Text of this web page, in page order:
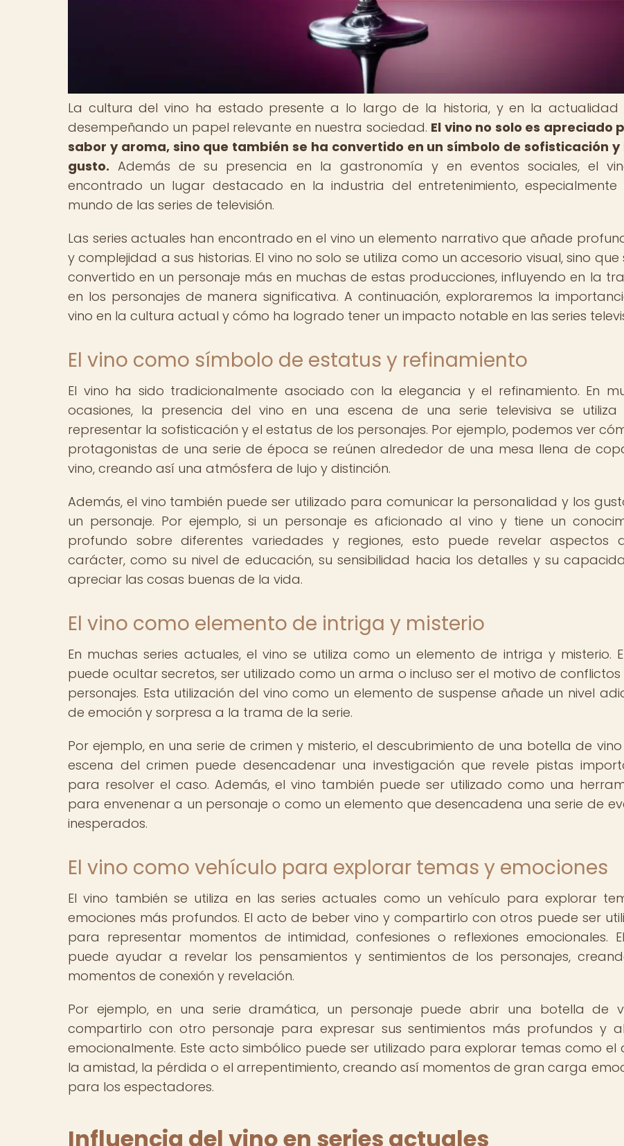
La cultura del vino ha estado presente a lo largo de la historia, y en la actualidad
desempeñando un papel relevante en nuestra sociedad. El vino no solo es apreciado
sabor y aroma, sino que también se ha convertido en un símbolo de sofisticación y
gusto. Además de su presencia en la gastronomía y en eventos sociales, el
encontrado un lugar destacado en la industria del entretenimiento, especialmente
mundo de las series de televisión.
Las series actuales han encontrado en el vino un elemento narrativo que añade
y complejidad a sus historias. El vino no solo se utiliza como un accesorio visual, sino que
convertido en un personaje más en muchas de estas producciones, influyendo en la
en los personajes de manera significativa. A continuación, exploraremos la
vino en la cultura actual y cómo ha logrado tener un impacto notable en las series
El vino como símbolo de estatus y refinamiento
El vino ha sido tradicionalmente asociado con la elegancia y el refinamiento. En
ocasiones, la presencia del vino en una escena de una serie televisiva se utiliza
representar la sofisticación y el estatus de los personajes. Por ejemplo, podemos ver
protagonistas de una serie de época se reúnen alrededor de una mesa llena de
vino, creando así una atmósfera de lujo y distinción.
Además, el vino también puede ser utilizado para comunicar la personalidad y los
un personaje. Por ejemplo, si un personaje es aficionado al vino y tiene un
profundo sobre diferentes variedades y regiones, esto puede revelar aspectos
carácter, como su nivel de educación, su sensibilidad hacia los detalles y su
apreciar las cosas buenas de la vida.
El vino como elemento de intriga y misterio
En muchas series actuales, el vino se utiliza como un elemento de intriga y misterio.
puede ocultar secretos, ser utilizado como un arma o incluso ser el motivo de conflictos
personajes. Esta utilización del vino como un elemento de suspense añade un nivel
de emoción y sorpresa a la trama de la serie.
Por ejemplo, en una serie de crimen y misterio, el descubrimiento de una botella de
escena del crimen puede desencadenar una investigación que revele pistas
para resolver el caso. Además, el vino también puede ser utilizado como una
para envenenar a un personaje o como un elemento que desencadena una serie de
inesperados.
El vino como vehículo para explorar temas y emociones
El vino también se utiliza en las series actuales como un vehículo para explorar
emociones más profundos. El acto de beber vino y compartirlo con otros puede ser
para representar momentos de intimidad, confesiones o reflexiones emocionales.
puede ayudar a revelar los pensamientos y sentimientos de los personajes,
momentos de conexión y revelación.
Por ejemplo, en una serie dramática, un personaje puede abrir una botella de
compartirlo con otro personaje para expresar sus sentimientos más profundos y
emocionalmente. Este acto simbólico puede ser utilizado para explorar temas como el
la amistad, la pérdida o el arrepentimiento, creando así momentos de gran carga
para los espectadores.
Influencia del vino en series actuales